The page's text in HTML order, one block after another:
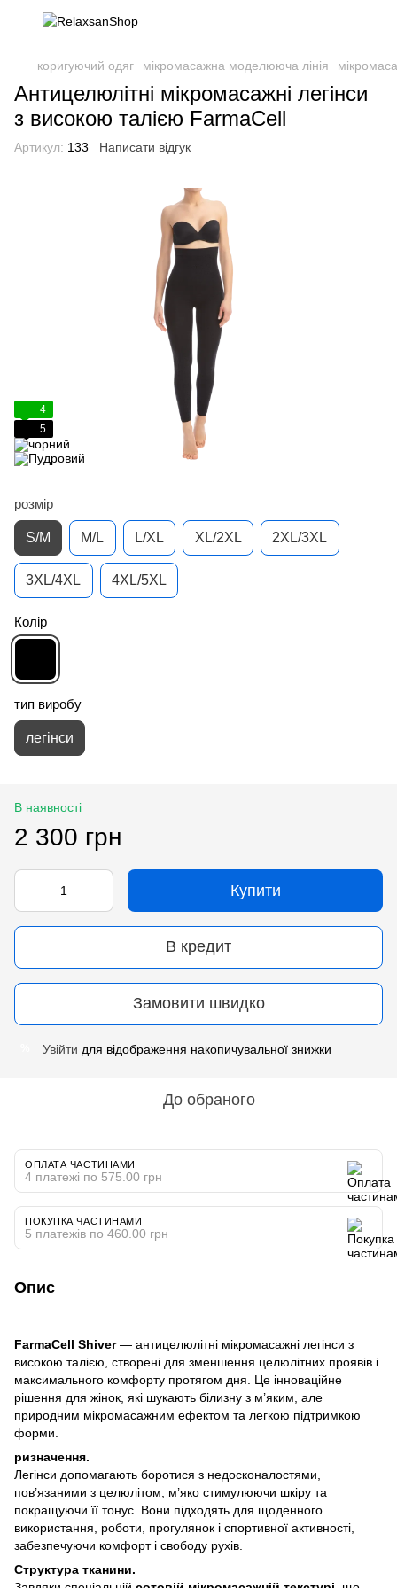
коригуючий одяг мікромасажна моделююча лінія
Антицелюлітні мікромасажні легінси
з високою талією FarmaCell
Артикул: 133 Написати відгук
4
5
розмір
S/M M/L L/XL XL/2XL 2XL/3XL
3XL/4XL 4XL/5XL
Колір
тип виробу
легінси
В наявності
2 300 грн
Купити
В кредит
Замовити швидко
Увійти для відображення накопичувальної знижки
До обраного
ОПЛАТА ЧАСТИНАМИ
4 платежі по 575.00 грн
ПОКУПКА ЧАСТИНАМИ
5 платежів по 460.00 грн
Опис
FarmaCell Shiver— антицелюлітні мікромасажні легінси з
високою талією, створені для зменшення целюлітних проявів і
максимального комфорту протягом дня. Це інноваційне
рішення для жінок, які шукають білизну з м’яким, але
природним мікромасажним ефектом та легкою підтримкою
форми.
ризначення.
Легінси допомагають боротися з недосконалостями,
пов’язаними з целюлітом, м’яко стимулюючи шкіру та
покращуючи її тонус. Вони підходять для щоденного
використання, роботи, прогулянок і спортивної активності,
забезпечуючи комфорт і свободу рухів.
Структура тканини.